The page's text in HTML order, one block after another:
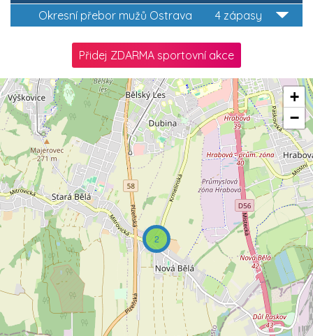
4 zápasy
Okresní přebor mužů Ostrava
Přidej ZDARMA sportovní akce
2
+
−